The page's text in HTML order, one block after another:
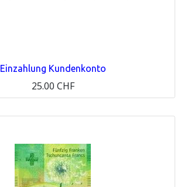
Einzahlung Kundenkonto
25.00 CHF